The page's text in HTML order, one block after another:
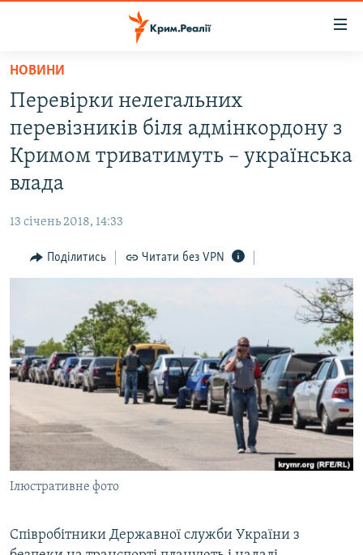
Перейти
основного
матеріалу
Перейти
до
основної
Перейти
пошуку
ВОДА.КРИМ
ВІДЕО ТА ФОТО
ІНТЕРВ'Ю
СПЕЦПРОЕКТИ
ДЕПОРТАЦІЯ
ВІДЕОУРОКИ «ELIFBE»
СВІДЧЕННЯ ОКУПАЦІЇ
УКРАЇНСЬКА ПРОБЛЕМА КРИМУ
ІНФОГРАФІКА
ЯК ОБІЙТИ БЛОКУВАННЯ
Русский
Qırımtatar
ДОЛУЧАЙСЯ!
Усі сайти RFE/RL
НОВИНИ
Перевірки нелегальних
перевізників біля адмінкордону з
Кримом триватимуть – українська
влада
13 січень 2018, 14:33
Поділитись Читати без VPN
Ілюстративне фото
Співробітники Державної служби України з